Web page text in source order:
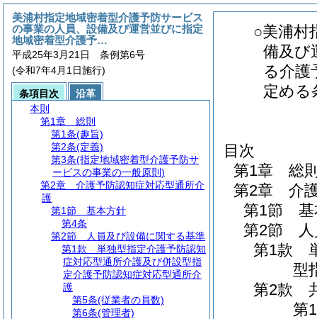
○美浦村
備及び
る介護
定める
目次
第1章
総
第2章
介
第1節
第2節
第1款
型
第2款
第
美浦村指定地域密着型介護予防サービス
の事業の人員、設備及び運営並びに指定
地域密着型介護予…
平成25年3月21日 条例第6号
(令和7年4月1日施行)
条項目次
沿革
本則
第1章
総則
第1条(趣旨)
第2条(定義)
第3条(指定地域密着型介護予防サ
ービスの事業の一般原則)
第2章
介護予防認知症対応型通所介
護
第1節
基本方針
第4条
第2節
人員及び設備に関する基準
第1款
単独型指定介護予防認知
症対応型通所介護及び併設型指
定介護予防認知症対応型通所介
護
第5条(従業者の員数)
第6条(管理者)